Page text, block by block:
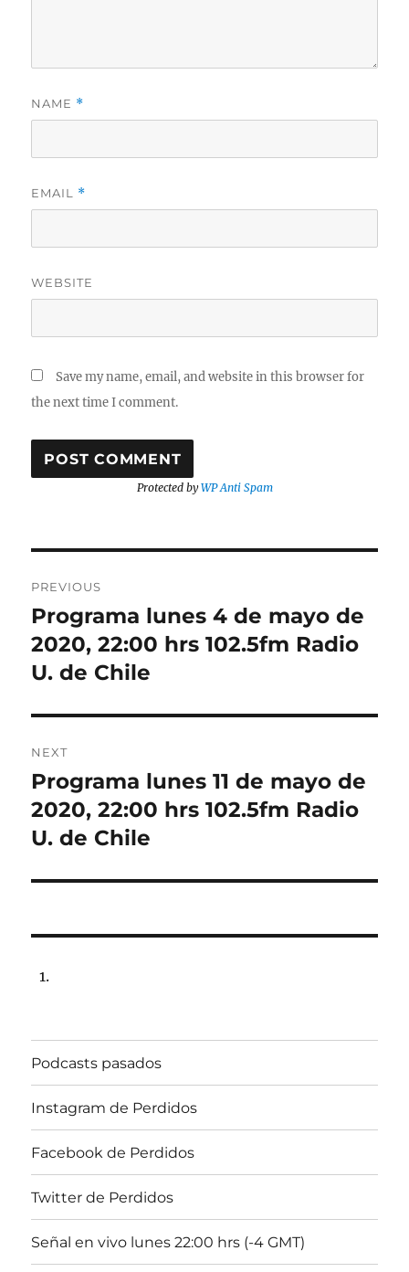
NAME *
EMAIL *
WEBSITE
Save my name, email, and website in this browser for
the next time I comment.
Protected byWP Anti Spam
navigation
PREVIOUS
Previous
post:
Programa lunes 4 de mayo de
2020, 22:00 hrs 102.5fm Radio
U. de Chile
NEXT
Next
post:
Programa lunes 11 de mayo de
2020, 22:00 hrs 102.5fm Radio
U. de Chile
Podcasts pasados
Instagram de Perdidos
Facebook de Perdidos
Twitter de Perdidos
Señal en vivo lunes 22:00 hrs (-4 GMT)